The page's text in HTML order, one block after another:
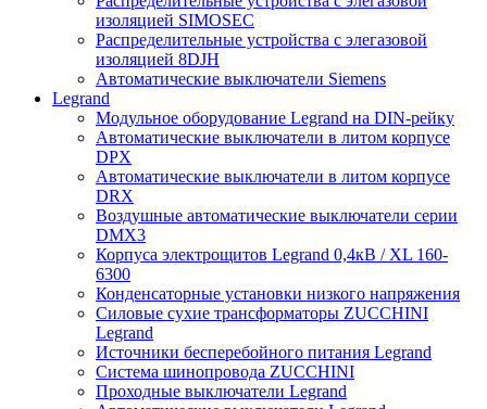
изоляцией SIMOSEC
Распределительные устройства с элегазовой
изоляцией 8DJH
Автоматические выключатели Siemens
Legrand
Модульное оборудование Legrand на DIN-рейку
Автоматические выключатели в литом корпусе
DPX
Автоматические выключатели в литом корпусе
DRX
Воздушные автоматические выключатели серии
DMX3
Корпуса электрощитов Legrand 0,4кВ / XL 160-
6300
Конденсаторные установки низкого напряжения
Силовые сухие трансформаторы ZUCCHINI
Legrand
Источники бесперебойного питания Legrand
Система шинопровода ZUCCHINI
Проходные выключатели Legrand